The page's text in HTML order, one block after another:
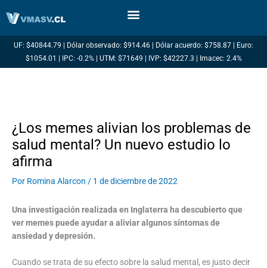
UF: $40844.79 | Dólar observado: $914.46 | Dólar acuerdo: $758.87 | Euro:
$1054.01 | IPC: -0.2% | UTM: $71649 | IVP: $42227.3 | Imacec: 2.4%
¿Los memes alivian los problemas de
salud mental? Un nuevo estudio lo
afirma
Por Romina Alarcon / 1 de diciembre de 2022
Una investigación realizada en Inglaterra ha descubierto que
ver memes puede ayudar a aliviar algunos síntomas de
ansiedad y depresión.
Cuando se trata de su efecto sobre la salud mental, es justo decir